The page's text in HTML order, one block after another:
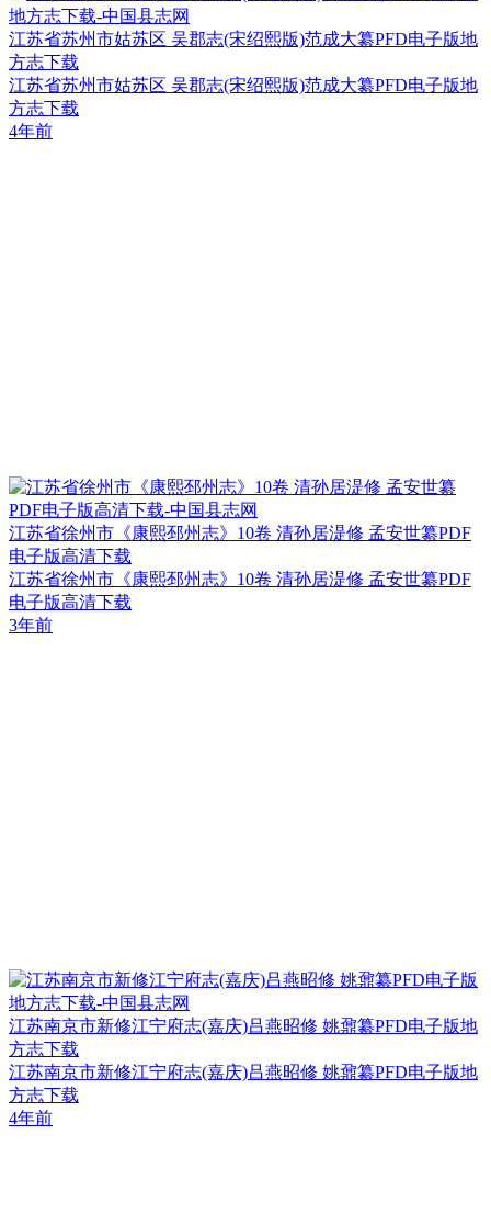
江苏省苏州市姑苏区 吴郡志(宋绍熙版)范成大纂PFD电子版地
方志下载
江苏省苏州市姑苏区 吴郡志(宋绍熙版)范成大纂PFD电子版地
方志下载
4年前
江苏省徐州市《康熙邳州志》10卷 清孙居湜修 孟安世纂PDF
电子版高清下载
江苏省徐州市《康熙邳州志》10卷 清孙居湜修 孟安世纂PDF
电子版高清下载
3年前
江苏南京市新修江宁府志(嘉庆)吕燕昭修 姚鼐纂PFD电子版地
方志下载
江苏南京市新修江宁府志(嘉庆)吕燕昭修 姚鼐纂PFD电子版地
方志下载
4年前